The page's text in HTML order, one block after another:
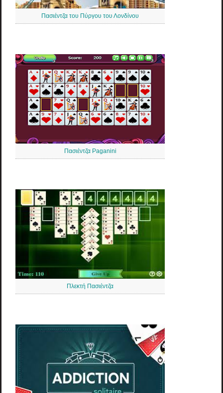
Πασιέντζα του Πύργου του Λονδίνου
Πασιέντζα Paganini
Πλεκτή Πασιέντζα